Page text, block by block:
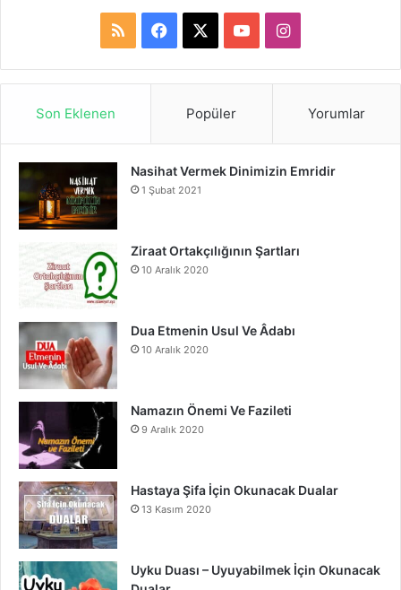
S
a
b
o
o
u
e
I
n
a
r
Son Eklenen Popüler Yorumlar
Nasihat Vermek Dinimizin Emridir
1 Şubat 2021
Ziraat Ortakçılığının Şartları
10 Aralık 2020
Dua Etmenin Usul Ve Âdabı
10 Aralık 2020
Namazın Önemi Ve Fazileti
9 Aralık 2020
Hastaya Şifa İçin Okunacak Dualar
13 Kasım 2020
Uyku Duası – Uyuyabilmek İçin Okunacak